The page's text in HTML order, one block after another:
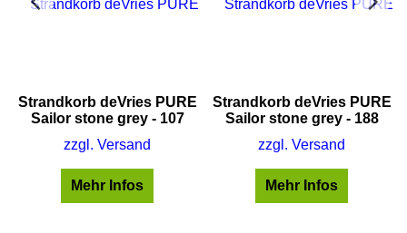
Strandkorb deVries PURE
Sailor stone grey - 107
zzgl. Versand
Mehr Infos
Strandkorb deVries PURE
Sailor stone grey - 188
zzgl. Versand
Mehr Infos